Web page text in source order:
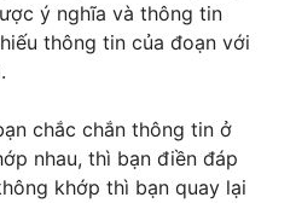
ý nghĩa và thông tin
thông tin của đoạn với
chắc chắn thông tin ở
nhau, thì bạn điền đáp
khớp thì bạn quay lại